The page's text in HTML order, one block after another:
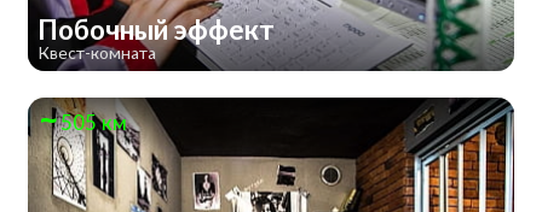
Побочный эффект
Квест-комната
505 км